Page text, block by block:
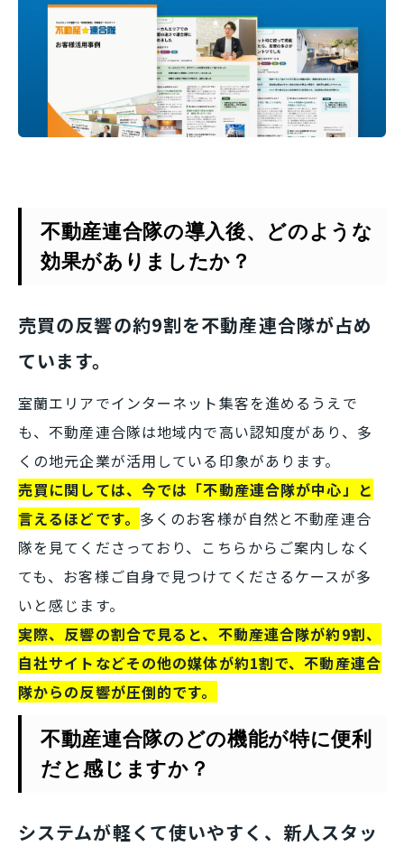
不動産連合隊の導入後、どのような
効果がありましたか？
売買の反響の約9割を不動産連合隊が占め
ています。
室蘭エリアでインターネット集客を進めるうえで
も、不動産連合隊は地域内で高い認知度があり、多
くの地元企業が活用している印象があります。
売買に関しては、今では「不動産連合隊が中心」と
言えるほどです。 多くのお客様が自然と不動産連合
隊を見てくださっており、こちらからご案内しなく
ても、お客様ご自身で見つけてくださるケースが多
いと感じます。
実際、反響の割合で見ると、不動産連合隊が約9割、
自社サイトなどその他の媒体が約1割で、不動産連合
隊からの反響が圧倒的です。
不動産連合隊のどの機能が特に便利
だと感じますか？
システムが軽くて使いやすく、新人スタッ